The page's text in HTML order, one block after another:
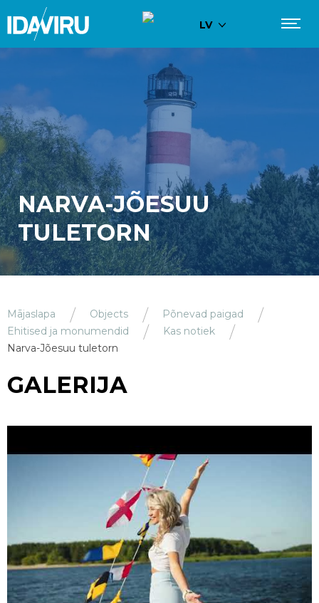
LV
NARVA-JÕESUU
TULETORN
Mājaslapa Objects
Põnevad paigad
Ehitised ja monumendid
Kas notiek
Narva-Jõesuu tuletorn
GALERIJA